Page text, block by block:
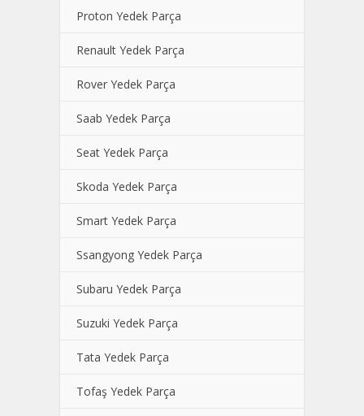
Proton Yedek Parça
Renault Yedek Parça
Rover Yedek Parça
Saab Yedek Parça
Seat Yedek Parça
Skoda Yedek Parça
Smart Yedek Parça
Ssangyong Yedek Parça
Subaru Yedek Parça
Suzuki Yedek Parça
Tata Yedek Parça
Tofaş Yedek Parça